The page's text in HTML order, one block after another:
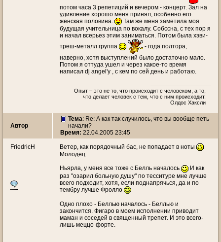
потом часа 3 репетиций и вечером - концерт. Зал на
удивление хорошо меня принял, особенно его
женская половина.
Там же меня заметила моя
будущая учительница по вокалу. Собссна, с тех пор я
и начал всерьез этим заниматься. Потом была хэви-
треш-металл группа
- года полтора,
наверно, хотя выступлений было достаточно мало.
Потом я оттуда ушел и через какое-то время
написал dj angel'у , с кем по сей день и работаю.
Опыт – это не то, что происходит с человеком, а то,
что делает человек с тем, что с ним происходит.
Олдос Хаксли
Автор
Тема: Re: А как так случилось, что вы вообще петь
начали?
Время: 22.04.2005 23:45
FriedricH
Ветер, как порядочный бас, не попадает в ноты
Молодец...
Ньярла, у меня все тоже с Белль началось
И как
раз "озарил больную душу" по тесситуре мне лучше
всего подходит, хотя, если поднапрячься, да и по
тембру лучше Фролло
Одно плохо - Беллью началось - Беллью и
закончится. Фигаро в моем исполнении приводит
маман и соседей в священный трепет. И это всего-
лишь меццо-форте.